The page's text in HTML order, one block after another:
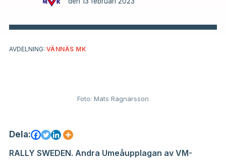
AVDELNING: VÄNNÄS MK
Foto: Mats Ragnarsson
Dela:
RALLY SWEDEN. Andra Umeåupplagan av VM-